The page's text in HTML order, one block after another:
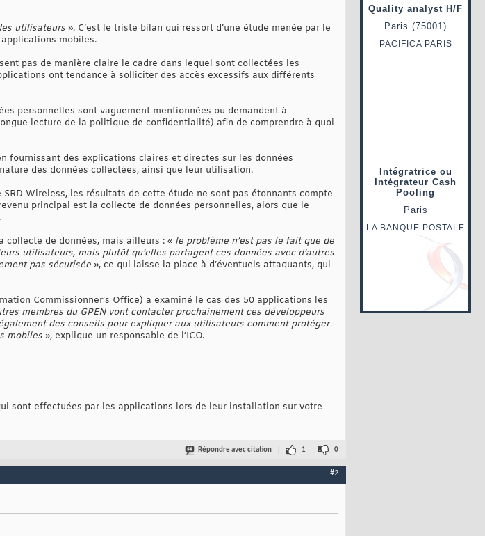
utilisateurs ». C’est le triste bilan qui ressort d’une étude menée par le
mobiles.
pas de manière claire le cadre dans lequel sont collectées les
ont tendance à solliciter des accès excessifs aux différents
personnelles sont vaguement mentionnées ou demandent à
lecture de la politique de confidentialité) afin de comprendre à quoi
fournissant des explications claires et directes sur les données
des données collectées, ainsi que leur utilisation.
Wireless, les résultats de cette étude ne sont pas étonnants compte
principal est la collecte de données personnelles, alors que le
collecte de données, mais ailleurs : « le problème n’est pas le fait que de
utilisateurs, mais plutôt qu’elles partagent ces données avec d’autres
pas sécurisée », ce qui laisse la place à d’éventuels attaquants, qui
Commissionner’s Office) a examiné le cas des 50 applications les
membres du GPEN vont contacter prochainement ces développeurs
des conseils pour expliquer aux utilisateurs comment protéger
mobiles », explique un responsable de l’ICO.
sont effectuées par les applications lors de leur installation sur votre
Répondre avec citation 1 0
#2